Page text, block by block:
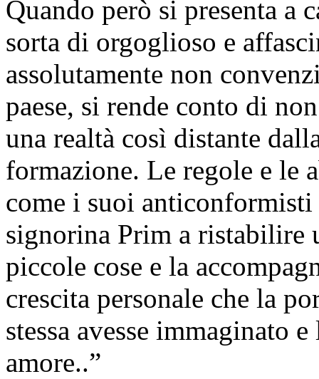
Quando però si presenta a
sorta di orgoglioso e
assolutamente non
paese, si rende conto di
una realtà così distante
formazione. Le regole e le
come i suoi
signorina Prim a ristabilire
piccole cose e la
crescita personale che la
stessa avesse immaginato
amore..”